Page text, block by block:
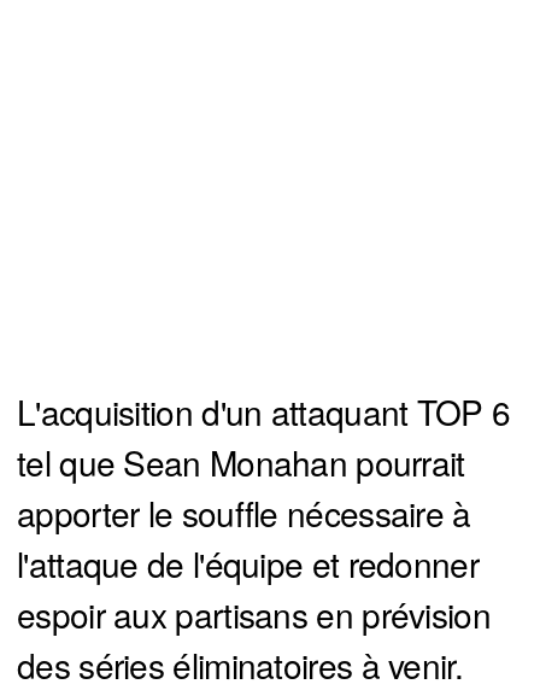
L'acquisition d'un attaquant TOP 6
tel que Sean Monahan pourrait
apporter le souffle nécessaire à
l'attaque de l'équipe et redonner
espoir aux partisans en prévision
des séries éliminatoires à venir.